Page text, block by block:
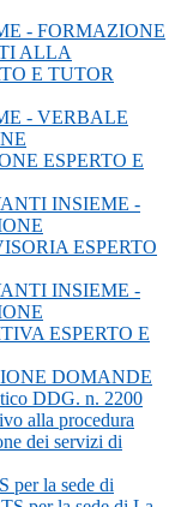
- FORMAZIONE
ALLA
E TUTOR
- VERBALE
ESPERTO E
INSIEME -
ESPERTO
INSIEME -
ESPERTO E
DOMANDE
DDG. n. 2200
alla procedura
dei servizi di
per la sede di